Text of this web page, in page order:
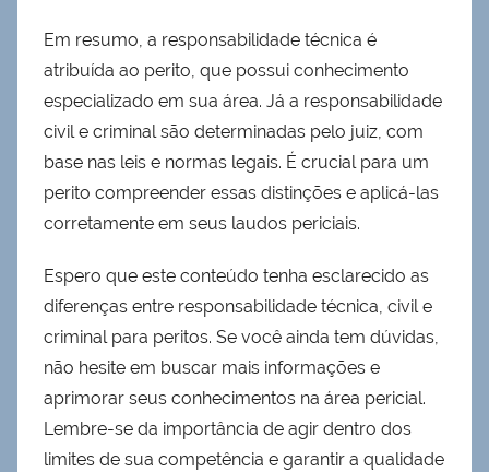
Em resumo, a responsabilidade técnica é
atribuída ao perito, que possui conhecimento
especializado em sua área. Já a responsabilidade
civil e criminal são determinadas pelo juiz, com
base nas leis e normas legais. É crucial para um
perito compreender essas distinções e aplicá-las
corretamente em seus laudos periciais.
Espero que este conteúdo tenha esclarecido as
diferenças entre responsabilidade técnica, civil e
criminal para peritos. Se você ainda tem dúvidas,
não hesite em buscar mais informações e
aprimorar seus conhecimentos na área pericial.
Lembre-se da importância de agir dentro dos
limites de sua competência e garantir a qualidade